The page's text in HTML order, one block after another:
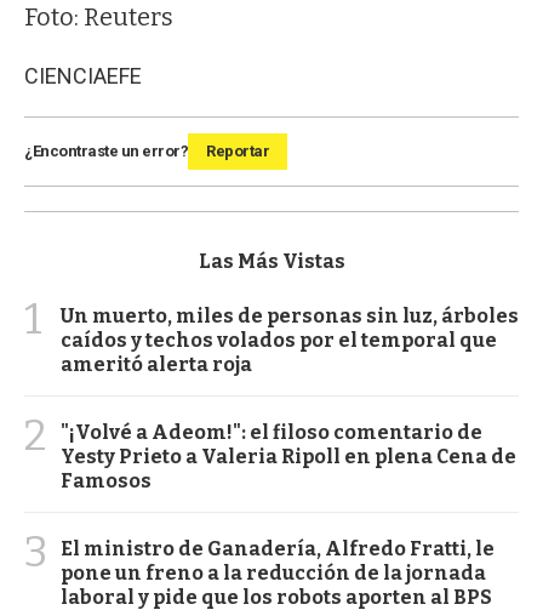
Foto: Reuters
CIENCIAEFE
¿Encontraste un error? Reportar
Las Más Vistas
1
Un muerto, miles de personas sin luz, árboles
caídos y techos volados por el temporal que
ameritó alerta roja
2
"¡Volvé a Adeom!": el filoso comentario de
Yesty Prieto a Valeria Ripoll en plena Cena de
Famosos
3
El ministro de Ganadería, Alfredo Fratti, le
pone un freno a la reducción de la jornada
laboral y pide que los robots aporten al BPS